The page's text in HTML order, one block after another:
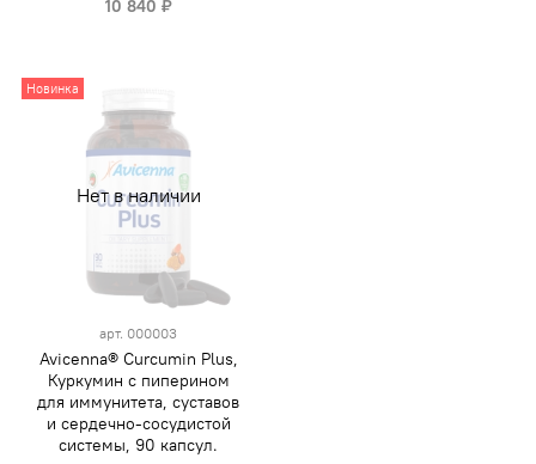
10 840 ₽
Нет в наличии
Новинка
арт. 000003
Avicenna® Curcumin Plus,
Куркумин с пиперином
для иммунитета, суставов
и сердечно-сосудистой
системы, 90 капсул.